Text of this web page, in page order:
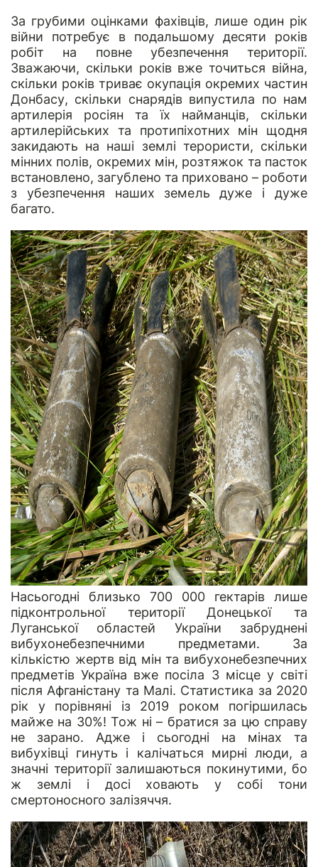
За грубими оцінками фахівців, лише один рік
війни потребує в подальшому десяти років
робіт на повне убезпечення території.
Зважаючи, скільки років вже точиться війна,
скільки років триває окупація окремих частин
Донбасу, скільки снарядів випустила по нам
артилерія росіян та їх найманців, скільки
артилерійських та протипіхотних мін щодня
закидають на наші землі терористи, скільки
мінних полів, окремих мін, розтяжок та пасток
встановлено, загублено та приховано – роботи
з убезпечення наших земель дуже і дуже
багато.
Насьогодні близько 700 000 гектарів лише
підконтрольної території Донецької та
Луганської областей України забруднені
вибухонебезпечними предметами. За
кількістю жертв від мін та вибухонебезпечних
предметів Україна вже посіла 3 місце у світі
після Афганістану та Малі. Статистика за 2020
рік у порівняні із 2019 роком погіршилась
майже на 30%! Тож ні – братися за цю справу
не зарано. Адже і сьогодні на мінах та
вибухівці гинуть і калічаться мирні люди, а
значні території залишаються покинутими, бо
ж землі і досі ховають у собі тони
смертоносного залізяччя.